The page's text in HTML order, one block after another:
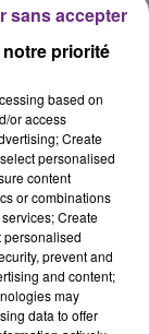
situation
est toujours
FERME
priorité
based on
or access
Create
personalised
content
or combinations
Create
personalised
prevent and
and content;
may
data to offer
sans accepter